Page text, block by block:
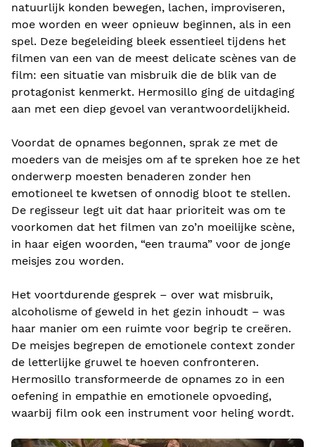
natuurlijk konden bewegen, lachen, improviseren,
moe worden en weer opnieuw beginnen, als in een
spel. Deze begeleiding bleek essentieel tijdens het
filmen van een van de meest delicate scènes van de
film: een situatie van misbruik die de blik van de
protagonist kenmerkt. Hermosillo ging de uitdaging
aan met een diep gevoel van verantwoordelijkheid.
Voordat de opnames begonnen, sprak ze met de
moeders van de meisjes om af te spreken hoe ze het
onderwerp moesten benaderen zonder hen
emotioneel te kwetsen of onnodig bloot te stellen.
De regisseur legt uit dat haar prioriteit was om te
voorkomen dat het filmen van zo’n moeilijke scène,
in haar eigen woorden, “een trauma” voor de jonge
meisjes zou worden.
Het voortdurende gesprek – over wat misbruik,
alcoholisme of geweld in het gezin inhoudt – was
haar manier om een ​​ruimte voor begrip te creëren.
De meisjes begrepen de emotionele context zonder
de letterlijke gruwel te hoeven confronteren.
Hermosillo transformeerde de opnames zo in een
oefening in empathie en emotionele opvoeding,
waarbij film ook een instrument voor heling wordt.